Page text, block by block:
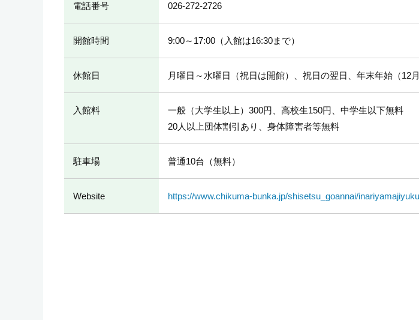
電話番号 026-272-2726
開館時間 9:00～17:00（入館は16:30まで）
休館日 月曜日～水曜日（祝日は開館）、祝日の翌日、年末年始（12月
入館料
一般（大学生以上）300円、高校生150円、中学生以下無料
20人以上団体割引あり、身体障害者等無料
駐車場 普通10台（無料）
Website https://www.chikuma-bunka.jp/shisetsu_goannai/